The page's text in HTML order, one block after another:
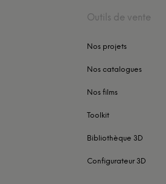
Outils de vente
Nos projets
Nos catalogues
Nos films
Toolkit
Bibliothèque 3D
Configurateur 3D